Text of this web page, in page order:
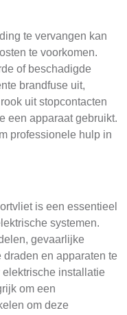
te vervangen kan
te voorkomen.
of beschadigde
brandfuse uit,
uit stopcontacten
een apparaat gebruikt.
professionele hulp in
is een essentieel
systemen.
gevaarlijke
en apparaten te
elektrische installatie
om een
om deze